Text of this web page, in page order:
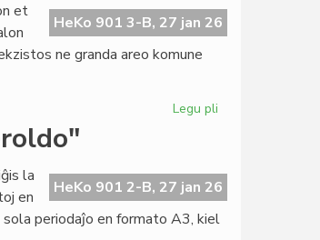
FAR
kun
HeKo 901 3-B, 27 jan 26
et
ne granda areo komune
Legu pli
2028?
HeKo 901 2-B, 27 jan 26
la
en
sola periodaĵo en formato A3, kiel